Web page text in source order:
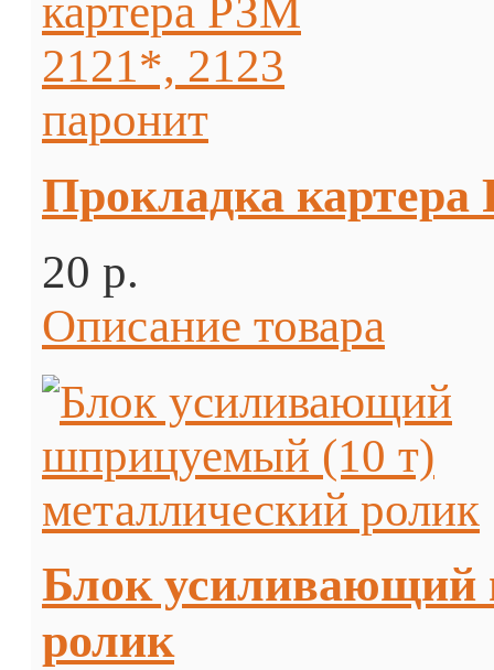
Прокладка
20 p.
Описание товара
Блок усиливающий
ролик